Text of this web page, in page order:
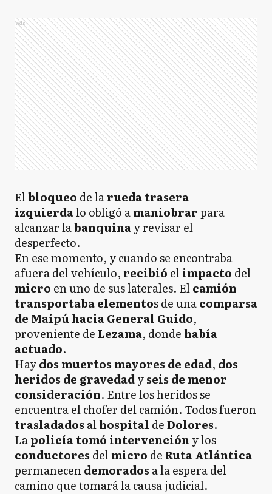
Ads
Elbloqueo de larueda trasera
izquierdalo obligó amaniobrarpara
alcanzar labanquinay revisar el
desperfecto.
En ese momento, y cuando se encontraba
afuera del vehículo, recibió elimpacto del
micro en uno de sus laterales. Elcamión
transportaba elementos de unacomparsa
de Maipú hacia General Guido,
proveniente de Lezama, donde había
actuado.
Haydos muertos mayores de edad, dos
heridos de gravedadyseis de menor
consideración. Entre los heridos se
encuentra el chofer del camión. Todos fueron
trasladados alhospital deDolores.
Lapolicía tomó intervención y los
conductores delmicro de Ruta Atlántica
permanecendemorados a la espera del
camino que tomará la causa judicial.